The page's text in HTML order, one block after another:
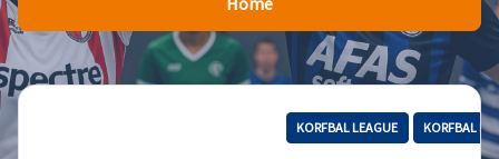
KORFBAL LEAGUE KORFBAL